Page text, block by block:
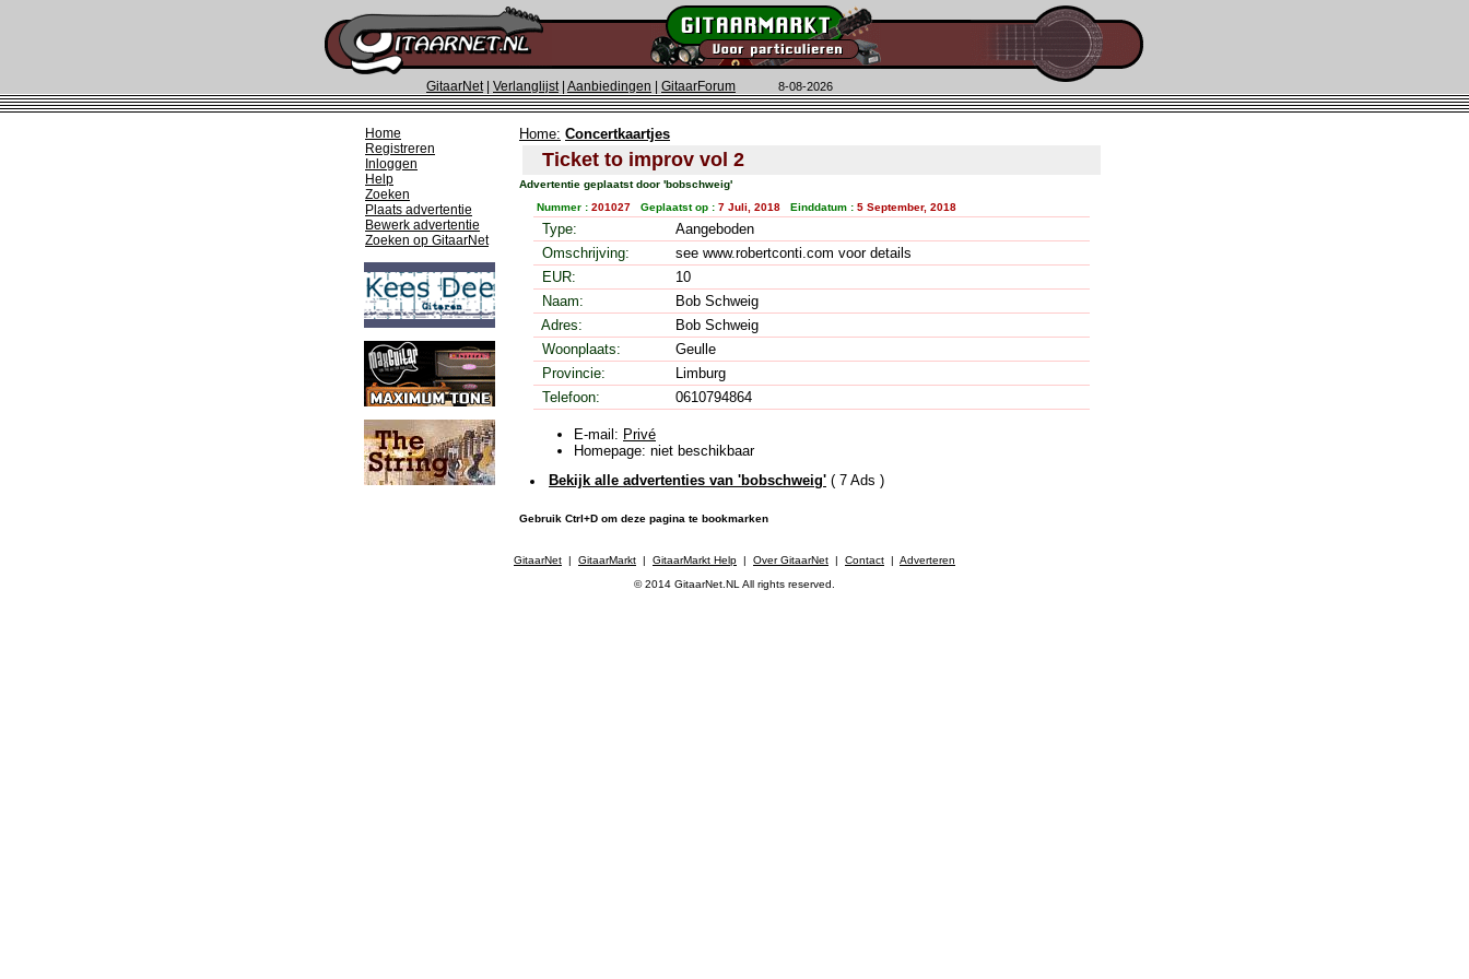
GitaarNet| Verlanglijst| Aanbiedingen GitaarForum 8-08-2026
Home
Registreren
Inloggen
Help
Zoeken
Plaats advertentie
Bewerk advertentie
Zoeken op GitaarNet
Home: Concertkaartjes
Ticket to improv vol 2
Advertentie geplaatst door 'bobschweig'
Nummer : 201027 Geplaatst op : 7 Juli, 2018 Einddatum : 5 September, 2018
Type:
Aangeboden
Omschrijving:
see www.robertconti.com voor details
EUR:
10
Naam:
Bob Schweig
Adres:
Bob Schweig
Woonplaats:
Geulle
Provincie:
Limburg
Telefoon:
0610794864
E-mail: Privé
Homepage: niet beschikbaar
Bekijk alle advertenties van 'bobschweig' ( 7 Ads )
Gebruik Ctrl+D om deze pagina te bookmarken
GitaarNet | GitaarMarkt | GitaarMarkt Help | Over GitaarNet | Contact | Adverteren
© 2014 GitaarNet.NL All rights reserved.